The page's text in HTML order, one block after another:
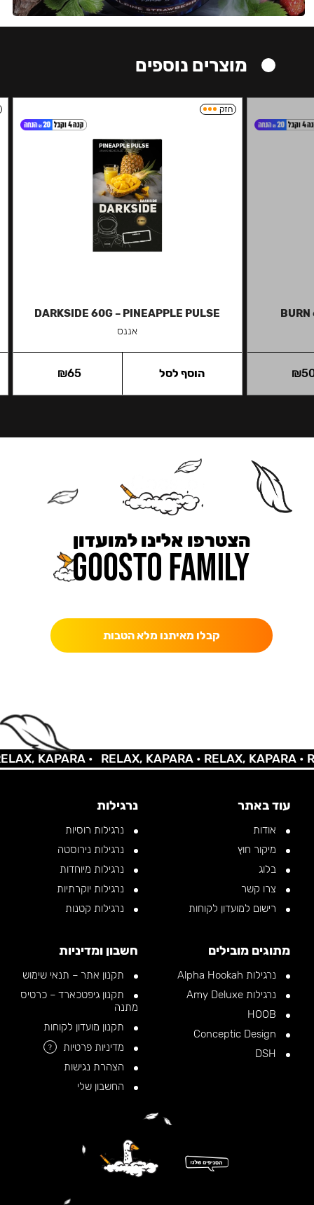
מוצרים נוספים
BURN
₪
חזק
DARKSIDE 60G – PINEAPPLE PULSE
אננס
₪65 הוסף לסל
הצטרפו אלינו למועדון
קבלו מאיתנו מלא הטבות
KAPARA • RELAX, KAPARA •RELAX, KAPARA •
עוד באתר
אודות
מיקור חוץ
בלוג
צרו קשר
רישום למועדון לקוחות
נרגילות
נרגילות רוסיות
נרגילות נירוסטה
נרגילות מיוחדות
נרגילות יוקרתיות
נרגילות קטנות
מתוגים מובילים
נרגילות Alpha Hookah
נרגילות Amy Deluxe
חשבון ומדיניות
תקנון אתר – תנאי שימוש
תקנון גיפטכארד – כרטיס
מתנה
תקנון מועדון לקוחות
מדיניות פרטיות
?
הצהרת נגישות
החשבון שלי